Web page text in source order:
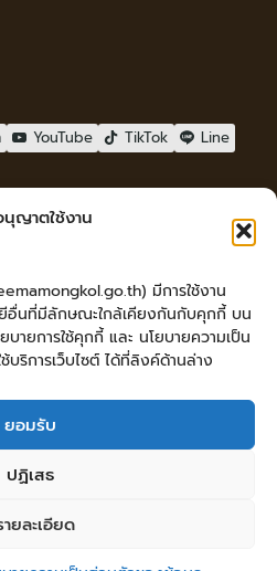
ญาตใช้งาน
มีการใช้งาน
ยีอื่นที่มีลักษณะใกล้เคียงกันกับคุกกี้ บน
บายการใช้คุกกี้ และ นโยบายความเป็น
ริการเว็บไซต์ ได้ที่ลิงค์ด้านล่าง
ยอมรับ
ปฏิเสธ
ยละเอียด
YouTube TikTok Line
ร้องเรียน-ร้องทุกข์ แสดงความคิดเห็น
ข้อมูลข่าวสารเทศบาลตำบลสีมามงคล